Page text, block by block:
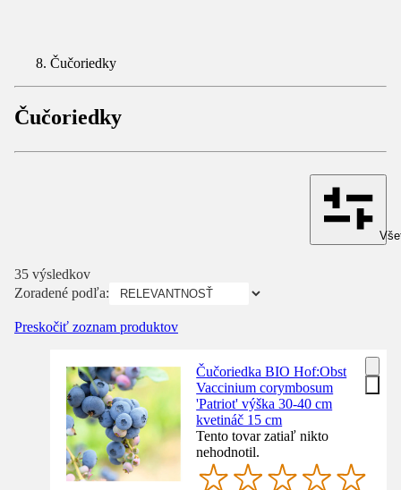
Čučoriedky
Čučoriedky
35 výsledkov
Zoradené podľa:
Preskočiť zoznam produktov
Čučoriedka BIO Hof:Obst
Vaccinium corymbosum
'Patriot' výška 30-40 cm
kvetináč 15 cm
Tento tovar zatiaľ nikto
nehodnotil.